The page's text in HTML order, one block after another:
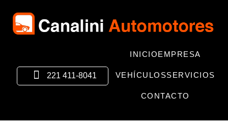
INICIOEMPRESA
VEHÍCULOSSERVICIOS
CONTACTO
221 411-8041